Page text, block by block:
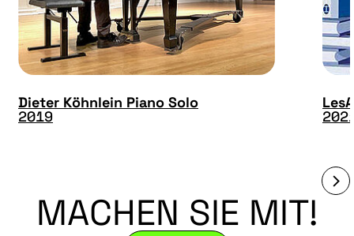
Dieter Köhnlein Piano Solo
2019
MACHEN SIE MIT!